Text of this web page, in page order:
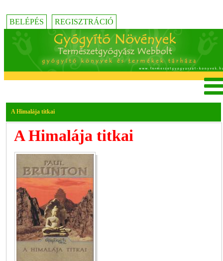
BELÉPÉS REGISZTRÁCIÓ
A Himalája titkai
A Himalája titkai